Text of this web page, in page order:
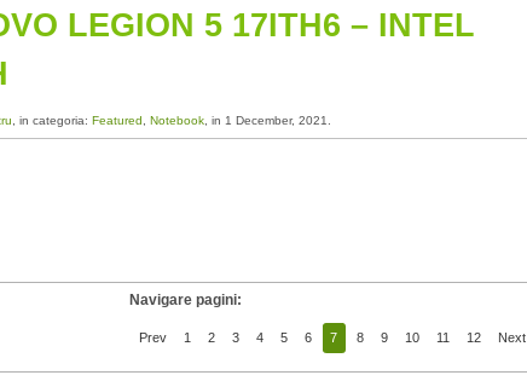
LEGION 5 17ITH6 – INTEL
, in categoria: Featured Notebook , in 1 December, 2021.
Navigare pagini:
Prev 1 2 3 4 5 6 7 8 9 10 11 12 Next